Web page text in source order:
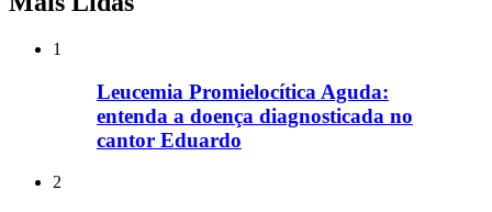
1
Leucemia Promielocítica Aguda:
entenda a doença diagnosticada no
cantor Eduardo
2